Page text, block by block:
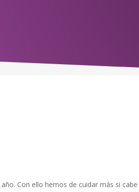
Con ello hemos de cuidar más si cabe